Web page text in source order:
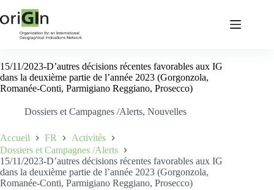
15/11/2023-D’autres décisions récentes favorables aux IG
dans la deuxième partie de l’année 2023 (Gorgonzola,
Romanée-Conti, Parmigiano Reggiano, Prosecco)
Dossiers et Campagnes /Alerts, Nouvelles
Accueil FR
Activités
Dossiers et Campagnes /Alerts
15/11/2023-D’autres décisions récentes favorables aux IG
dans la deuxième partie de l’année 2023 (Gorgonzola,
Romanée-Conti, Parmigiano Reggiano, Prosecco)